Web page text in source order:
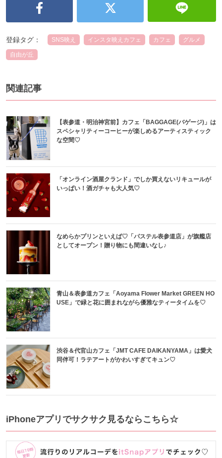
登録タグ： SNS映え インスタ映えカフェ カフェ グルメ
自由が丘
関連記事
【表参道・明治神宮前】カフェ「BAGGAGE(バゲージ)」は
スペシャリティーコーヒーが楽しめるアーティスティック
な空間♡
「オンライン酒屋クランド」でしか買えないリキュールが
いっぱい！酒ガチャも大人気♡
なめらかプリンといえば♡「パステル表参道店」が旗艦店
としてオープン！贈り物にも間違いなし♪
青山＆表参道カフェ「Aoyama Flower Market GREEN HO
USE」で緑と花に囲まれながら優雅なティータイムを♡
渋谷＆代官山カフェ「JMT CAFE DAIKANYAMA」は愛犬
同伴可！ラテアートがかわいすぎてキュン♡
iPhoneアプリでサクサク見るならこちら☆